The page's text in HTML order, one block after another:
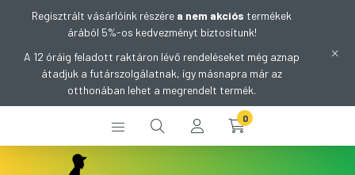
Regisztrált vásárlóink részére a nem akciós termékek
árából 5%-os kedvezményt biztosítunk!
A 12 óráig feladott raktáron lévő rendeléseket még aznap
átadjuk a futárszolgálatnak, így másnapra már az
otthonában lehet a megrendelt termék.
0